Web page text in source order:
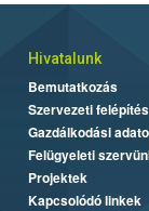
Hivatalunk
Bemutatkozás
Szervezeti felépítés
Gazdálkodási
Felügyeleti
Projektek
Kapcsolódó linkek